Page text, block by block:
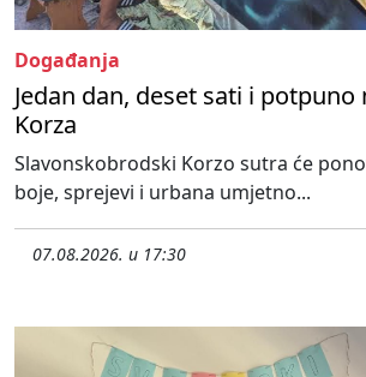
Događanja
Jedan dan, deset sati i potpuno
Korza
Slavonskobrodski Korzo sutra će
boje, sprejevi i urbana umjetno...
07.08.2026. u 17:30